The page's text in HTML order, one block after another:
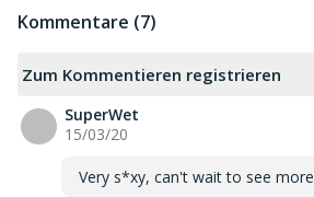
Kommentare (7)
Zum Kommentieren registrieren
SuperWet
15/03/20
Very s*xy, can't wait to see more